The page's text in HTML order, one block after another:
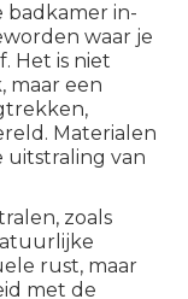
badkamer in-
waar je
Het is niet
maar een
Materialen
uitstraling van
zoals
rust, maar
met de